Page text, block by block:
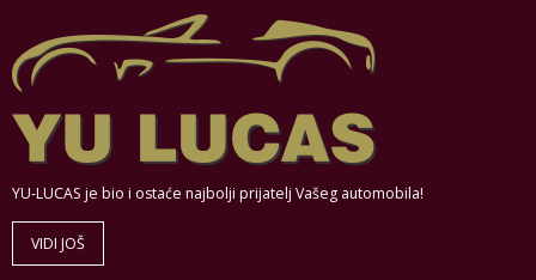
YU-LUCAS je bio i ostaće najbolji prijatelj Vašeg automobila!
VIDI JOŠ